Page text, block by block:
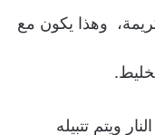
وهذا يكون مع
ويتم تتبيله